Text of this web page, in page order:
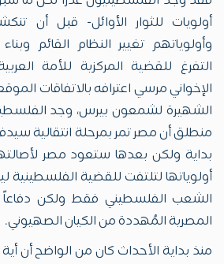
أولويات للثوار الأوائل- قبل أن
وأولوياتهم تغيير النظام القائم
التفرغ للقضية المركزية للأمة
الإخواني مرسي اعترافه بالاتفاقات
الشهيرة لشمعون بيرس، وجد
منطلق أن مصر تمر بمرحلة انتقالية
بداية ولكن بعدها ستعود مصر
أولوياتها لتلتفت للقضية
الشعب الفلسطيني فقط ولكن دفاعاً
المصرية المُهددة من الكيان الصهيوني.
منذ بداية الأحداث كان من الواضح أن